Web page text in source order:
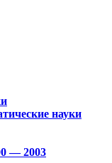
науки
— 2003